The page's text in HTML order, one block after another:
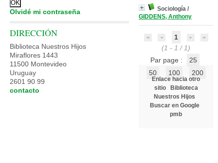
Sociología /
GIDDENS, Anthony
1
(1 - 1 / 1)
Par page :
25
50
100 200
Enlace hacia otro
sitio
Biblioteca
Nuestros Hijos
Buscar en Google
pmb
Olvidé mi contraseña
DIRECCIÓN
Biblioteca Nuestros Hijos
Miraflores 1443
11500 Montevideo
Uruguay
2601 90 99
contacto